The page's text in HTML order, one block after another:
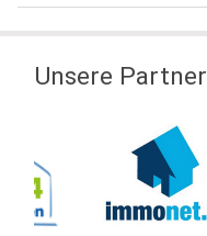
Unsere Partner